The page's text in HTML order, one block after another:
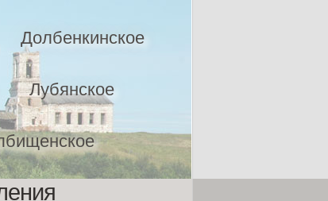
Долбенкинское
Лубянское